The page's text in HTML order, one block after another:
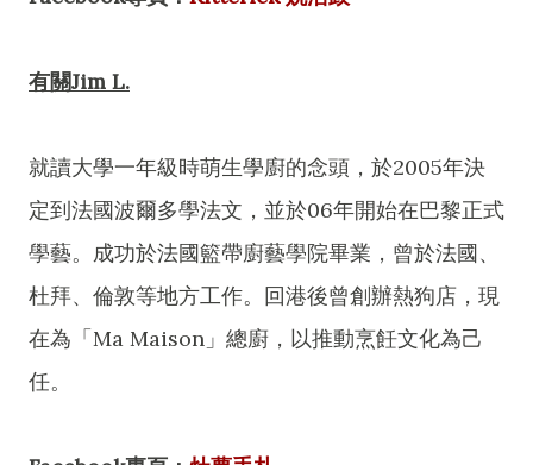
有關Jim L.
就讀大學一年級時萌生學廚的念頭，於2005年決
定到法國波爾多學法文，並於06年開始在巴黎正式
學藝。成功於法國籃帶廚藝學院畢業，曾於法國、
杜拜、倫敦等地方工作。回港後曾創辦熱狗店，現
在為「Ma Maison」總廚，以推動烹飪文化為己
任。